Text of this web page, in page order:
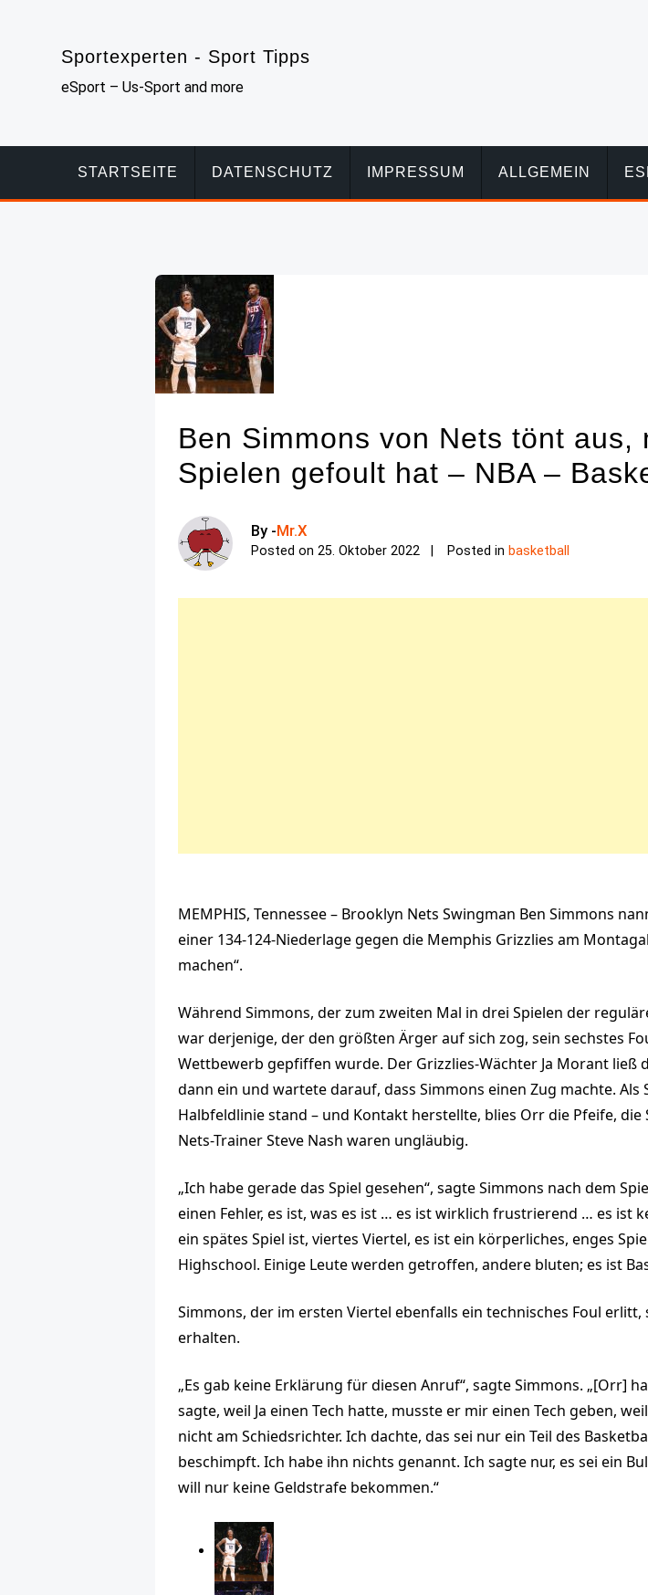
Sportexperten - Sport Tipps
eSport – Us-Sport and more
STARTSEITE DATENSCHUTZ IMPRESSUM ALLGEMEIN
Ben Simmons von Nets tönt
Spielen gefoult hat – NBA –
By -Mr.X
Posted on25. Oktober 2022 Posted in basketball
MEMPHIS, Tennessee – Brooklyn Nets Swingman Ben Simmons
einer 134-124-Niederlage gegen die Memphis Grizzlies am
machen“.
Während Simmons, der zum zweiten Mal in drei Spielen der
war derjenige, der den größten Ärger auf sich zog, sein sechstes
Wettbewerb gepfiffen wurde. Der Grizzlies-Wächter Ja Morant ließ
dann ein und wartete darauf, dass Simmons einen Zug machte.
Halbfeldlinie stand – und Kontakt herstellte, blies Orr die Pfeife,
Nets-Trainer Steve Nash waren ungläubig.
„Ich habe gerade das Spiel gesehen“, sagte Simmons nach dem
einen Fehler, es ist, was es ist … es ist wirklich frustrierend … es ist
ein spätes Spiel ist, viertes Viertel, es ist ein körperliches, enges
Highschool. Einige Leute werden getroffen, andere bluten; es ist
Simmons, der im ersten Viertel ebenfalls ein technisches Foul
erhalten.
„Es gab keine Erklärung für diesen Anruf“, sagte Simmons. „[Orr]
sagte, weil Ja einen Tech hatte, musste er mir einen Tech geben,
nicht am Schiedsrichter. Ich dachte, das sei nur ein Teil des
beschimpft. Ich habe ihn nichts genannt. Ich sagte nur, es sei ein
will nur keine Geldstrafe bekommen.“